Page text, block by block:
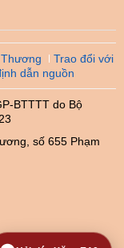
Trao đổi với
dẫn nguồn
BTTTT do Bộ
số 655 Phạm